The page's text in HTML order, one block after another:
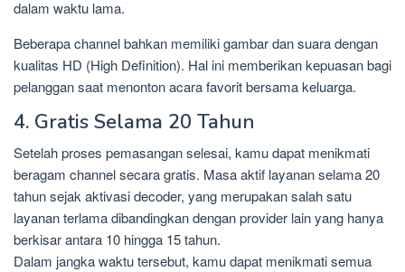
dalam waktu lama.
Beberapa channel bahkan memiliki gambar dan suara dengan
kualitas HD (High Definition). Hal ini memberikan kepuasan bagi
pelanggan saat menonton acara favorit bersama keluarga.
4. Gratis Selama 20 Tahun
Setelah proses pemasangan selesai, kamu dapat menikmati
beragam channel secara gratis. Masa aktif layanan selama 20
tahun sejak aktivasi decoder, yang merupakan salah satu
layanan terlama dibandingkan dengan provider lain yang hanya
berkisar antara 10 hingga 15 tahun.
Dalam jangka waktu tersebut, kamu dapat menikmati semua